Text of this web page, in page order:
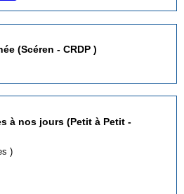
(Scéren - CRDP )
à nos jours (Petit à Petit -
)